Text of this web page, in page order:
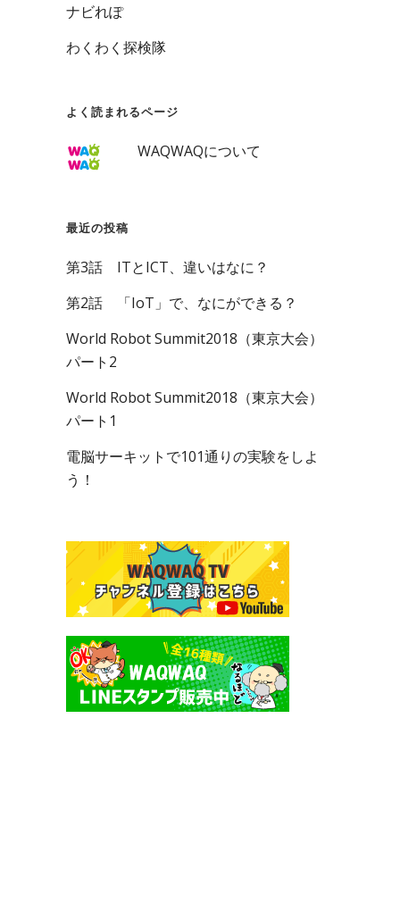
ナビれぽ
わくわく探検隊
よく読まれるページ
WAQWAQについて
最近の投稿
第3話 ITとICT、違いはなに？
第2話 「IoT」で、なにができる？
World Robot Summit2018（東京大会）
パート2
World Robot Summit2018（東京大会）
パート1
電脳サーキットで101通りの実験をしよ
う！